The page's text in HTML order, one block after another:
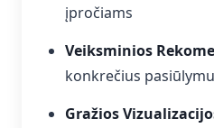
įpročiams
Veiksminios
konkrečius
Gražios